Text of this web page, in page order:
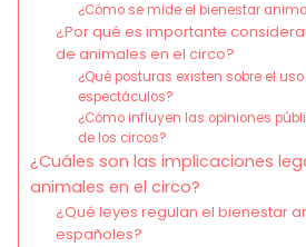
¿Cómo se mide el bienestar
¿Por qué es importante
de animales en el circo?
¿Qué posturas existen sobre el
espectáculos?
¿Cómo influyen las opiniones
de los circos?
¿Cuáles son las implicaciones
animales en el circo?
¿Qué leyes regulan el bienestar
españoles?